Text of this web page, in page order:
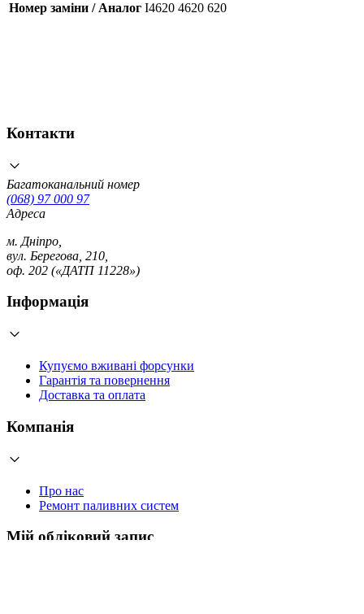
Номер заміни / Аналог I4620 4620 620
Контакти
Багатоканальний номер
(068) 97 000 97
Адреса
м. Дніпро,
вул. Берегова, 210,
оф. 202 («ДАТП 11228»)
Інформація
Купуємо вживані форсунки
Гарантія та повернення
Доставка та оплата
Компанія
Про нас
Ремонт паливних систем
Мій обліковий запис